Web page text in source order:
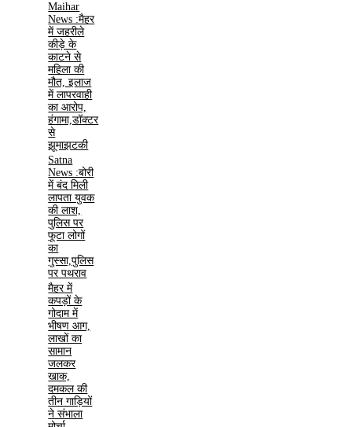
Maihar
News :मैहर
में जहरीले
कीड़े के
काटने से
महिला की
मौत, इलाज
में लापरवाही
का आरोप,
हंगामा,डॉक्टर
से
झूमाझटकी
Satna
News :बोरी
में बंद मिली
लापता युवक
की लाश,
पुलिस पर
फूटा लोगों
का
गुस्सा,पुलिस
पर पथराव
मैहर में
कपड़ों के
गोदाम में
भीषण आग,
लाखों का
सामान
जलकर
खाक,
दमकल की
तीन गाड़ियों
ने संभाला